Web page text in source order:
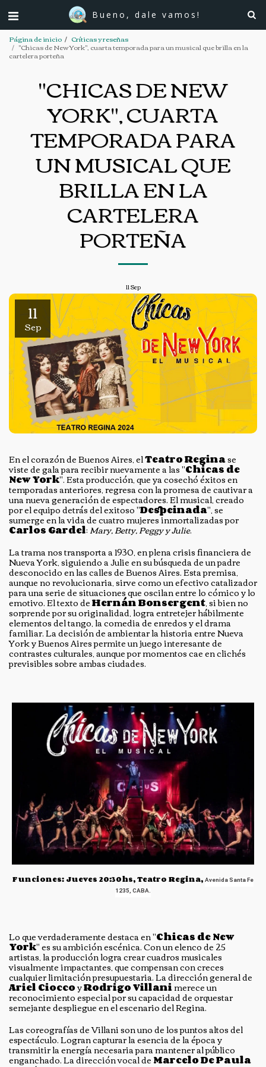
Bueno, dale vamos!
Página de inicio Críticas y reseñas
"Chicas de New York", cuarta temporada para un musical que brilla en la
cartelera porteña
"CHICAS DE NEW
YORK", CUARTA
TEMPORADA PARA
UN MUSICAL QUE
BRILLA EN LA
CARTELERA
PORTEÑA
11Sep
11
Sep
En el corazón de Buenos Aires, elTeatro Reginase
viste de gala para recibir nuevamente a las "Chicas de
New York". Esta producción, que ya cosechó éxitos en
temporadas anteriores, regresa con la promesa de cautivar a
una nueva generación de espectadores. El musical, creado
por el equipo detrás del exitoso "Despeinada", se
sumerge en la vida de cuatro mujeres inmortalizadas por
Carlos Gardel:Mary, Betty, Peggy y Julie.
La trama nos transporta a 1930, en plena crisis financiera de
Nueva York, siguiendo a Julie en su búsqueda de un padre
desconocido en las calles de Buenos Aires. Esta premisa,
aunque no revolucionaria, sirve como un efectivo catalizador
para una serie de situaciones que oscilan entre lo cómico y lo
emotivo. El texto deHernán Bonsergent, si bien no
sorprende por su originalidad, logra entretejer hábilmente
elementos del tango, la comedia de enredos y el drama
familiar. La decisión de ambientar la historia entre Nueva
York y Buenos Aires permite un juego interesante de
contrastes culturales, aunque por momentos cae en clichés
previsibles sobre ambas ciudades.
Funciones: Jueves 20:30hs, Teatro Regina, Avenida Santa Fe
1235, CABA.
Lo que verdaderamente destaca en "Chicas de New
York" es su ambición escénica. Con un elenco de 25
artistas, la producción logra crear cuadros musicales
visualmente impactantes, que compensan con creces
cualquier limitación presupuestaria. La dirección general de
Ariel CioccoyRodrigo Villanimerece un
reconocimiento especial por su capacidad de orquestar
semejante despliegue en el escenario del Regina.
Las coreografías de Villani son uno de los puntos altos del
espectáculo. Logran capturar la esencia de la época y
transmitir la energía necesaria para mantener al público
enganchado. La dirección vocal deMarcelo De Paula